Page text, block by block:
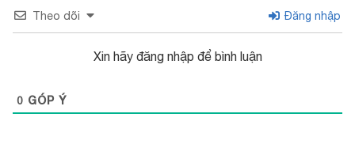
Theo dõi Đăng nhập
Xin hãy đăng nhập để bình luận
0 GÓP Ý